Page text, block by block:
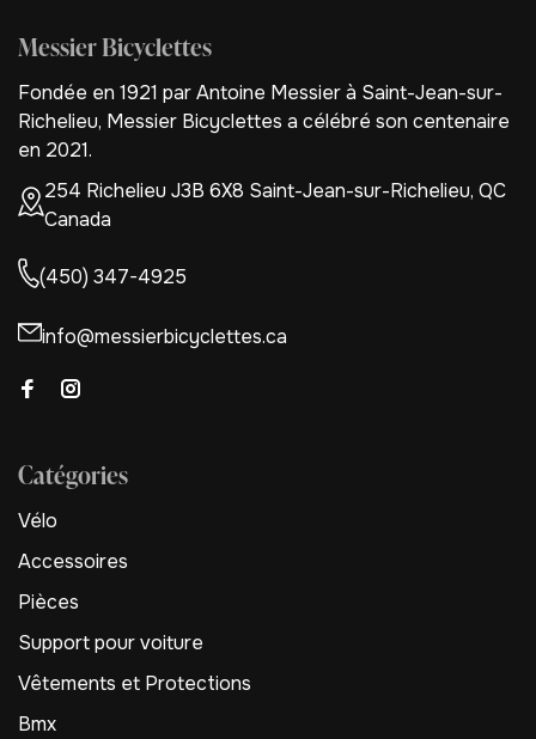
Messier Bicyclettes
Fondée en 1921 par Antoine Messier à Saint-Jean-sur-
Richelieu, Messier Bicyclettes a célébré son centenaire
en 2021.
254 Richelieu J3B 6X8 Saint-Jean-sur-Richelieu, QC
Canada
(450) 347-4925
info@messierbicyclettes.ca
Catégories
Vélo
Accessoires
Pièces
Support pour voiture
Vêtements et Protections
Bmx